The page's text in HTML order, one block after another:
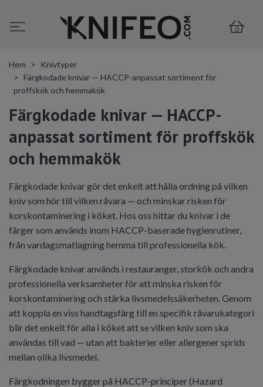
0
Hem
Knivtyper
Färgkodade knivar — HACCP-anpassat sortiment för
proffskök och hemmakök
Färgkodade knivar — HACCP-
anpassat sortiment för proffskök
och hemmakök
Färgkodade knivar gör det enkelt att hålla ordning på vilken
kniv som hör till vilken råvara — och minskar risken för
korskontaminering i köket. Hos oss hittar du knivar i de
färger som används inom HACCP-baserade hygienrutiner,
från vardagsmatlagning hemma till professionella kök.
Färgkodade knivar används i restauranger, storkök och andra
professionella verksamheter för att minska risken för
korskontaminering och stärka livsmedelssäkerheten. Genom
att koppla en viss handtagsfärg till en specifik råvarukategori
blir det enkelt för alla i köket att se vilken kniv som ska
användas till vad — utan att bakterier eller allergener sprids
mellan olika livsmedel.
Färgkodningen bygger på HACCP-principer (Hazard